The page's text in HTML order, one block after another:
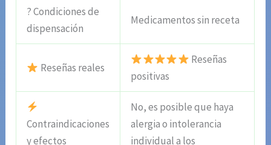
? Condiciones de
dispensación
Medicamentos sin receta
Reseñas reales
Reseñas
positivas
Contraindicaciones
y efectos
No, es posible que haya
alergia o intolerancia
individual a los